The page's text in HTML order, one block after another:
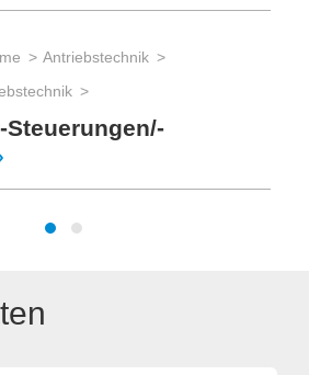
Antriebstechnik